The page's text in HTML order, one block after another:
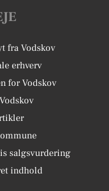
fra Vodskov
erhverv
for Vodskov
salgsvurdering
indhold